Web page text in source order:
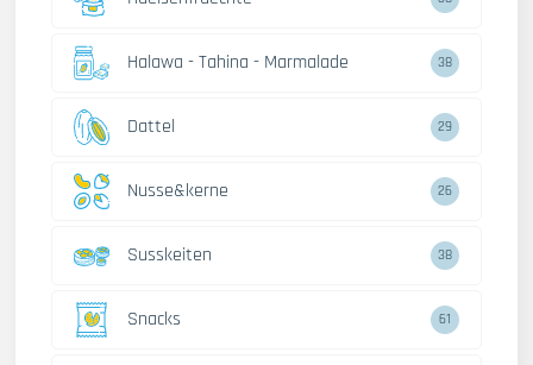
Halawa - Tahina - Marmalade 38
Dattel 29
Nusse&kerne 26
Susskeiten 38
Snacks 61